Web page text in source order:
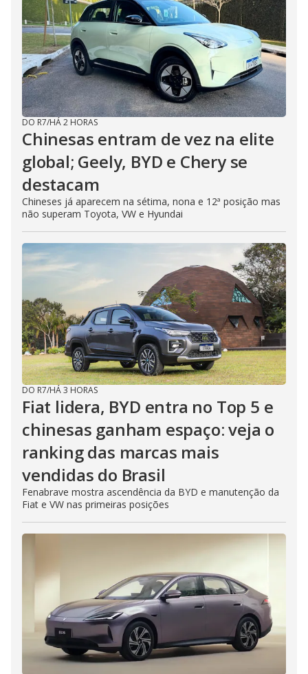
DO R7/HÁ 2 HORAS
Chinesas entram de vez na elite
global; Geely, BYD e Chery se
destacam
Chineses já aparecem na sétima, nona e 12ª posição mas
não superam Toyota, VW e Hyundai
DO R7/HÁ 3 HORAS
Fiat lidera, BYD entra no Top 5 e
chinesas ganham espaço: veja o
ranking das marcas mais
vendidas do Brasil
Fenabrave mostra ascendência da BYD e manutenção da
Fiat e VW nas primeiras posições